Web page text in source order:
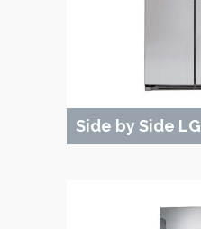
Side by Side LG